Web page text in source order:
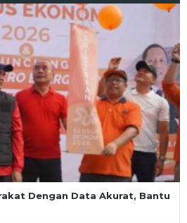
Dengan Data Akurat, Bantu